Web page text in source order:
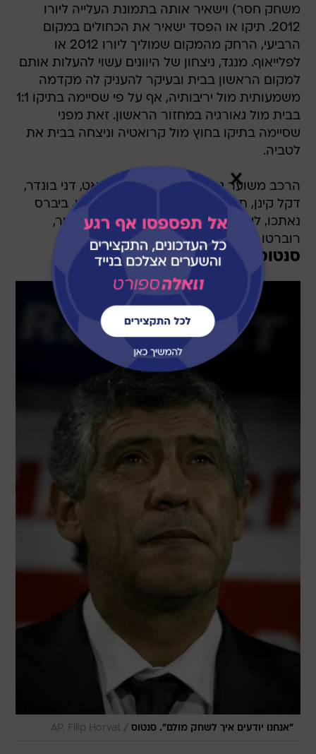
משחק חסר) וישאיר אותה בתמונת העלייה ליורו
2012. תיקו או הפסד ישאיר את הכחולים במקום
הרביעי, הרחק מהמקום שמוליך ליורו 2012 או
לפלייאוף. מנגד, ניצחון של היוונים עשוי להעלות אותם
למקום הראשון בבית ובעיקר להעניק לה מקדמה
משמעותית מול יריבותיה, אף על פי שסיימה בתיקו 1:1
בבית מול גאורגיה במחזור הראשון. זאת מפני
שסיימה בתיקו בחוץ מול קרואטיה וניצחה בבית את
לטביה.
הרכב משוער נבחרת ישראל: דודו אוואט, דני בונדר,
דקל קינן, תמיר כהן, רמי גרשון, אלמוג כהן, ביברס
נאתכו, ליאור רפאלוב, אייל גולסה, איתי שכטר,
רוברטו קולאוטי.
סנטוס: "לישראל יש הגנה טובה"
"אנחנו יודעים איך לשחק מולם". סנטוס /
AP, Filip Horvat